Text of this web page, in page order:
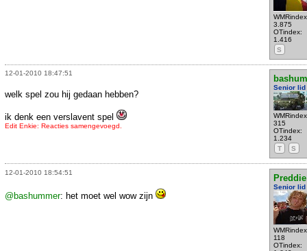
3.875
OTindex:
1.416
S
12-01-2010 18:47:51
Senior lid
315
OTindex:
1.234
T
S
welk spel zou hij gedaan hebben?
ik denk een verslavent spel
Edit Enkie: Reacties samengevoegd.
12-01-2010 18:54:51
Preddie
Senior lid
118
OTindex:
@bashummer: het moet wel wow zijn